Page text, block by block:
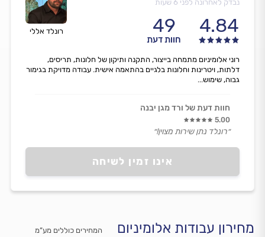
רונלד אללי
נבדק לאחרונה לפני 6 שעות
4.84
49
חוות דעת
אינו זמין לשיחה
רוני אלומיניום מתמחה בייצור, התקנה ותיקון של חלונות, תריסים,
דלתות, ויטרינות וחלונות בלגיים בהתאמה אישית. עבודה מדויקת בגימור
גבוה, שימוש...
חוות דעת של ורד מגן יבנה
5.00
״רונלד נתן שירות מצוין!״
מחירון עבודות אלומיניום המחירים כוללים מע”מ